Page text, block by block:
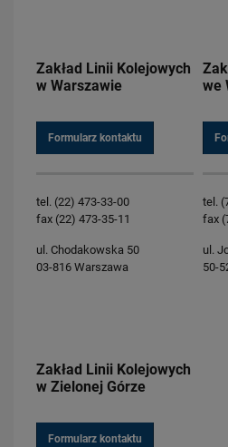
Zakład Linii Kolejowych
w Warszawie
Formularz kontaktu
we
tel. (22) 473-33-00
fax (22) 473-35-11
ul. Chodakowska 50
03-816 Warszawa
tel.
fax
ul.
50-
Zakład Linii Kolejowych
w Zielonej Górze
Formularz kontaktu